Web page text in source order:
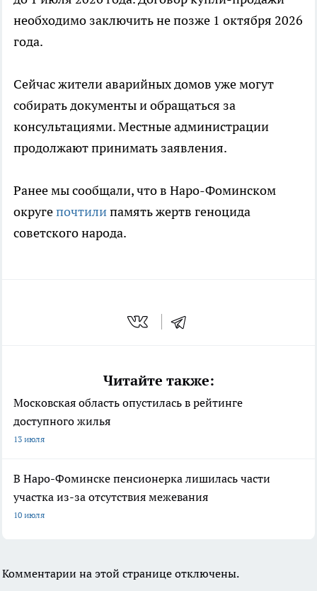
необходимо заключить не позже 1 октября 2026
года.
Сейчас жители аварийных домов уже могут
собирать документы и обращаться за
консультациями. Местные администрации
продолжают принимать заявления.
Ранее мы сообщали, что в Наро-Фоминском
округепочтилипамять жертв геноцида
советского народа.
Читайте также:
Московская область опустилась в рейтинге
доступного жилья
13 июля
В Наро-Фоминске пенсионерка лишилась части
участка из-за отсутствия межевания
10 июля
Комментарии на этой странице отключены.